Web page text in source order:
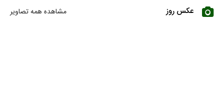
عکس روز مشاهده همه تصاویر